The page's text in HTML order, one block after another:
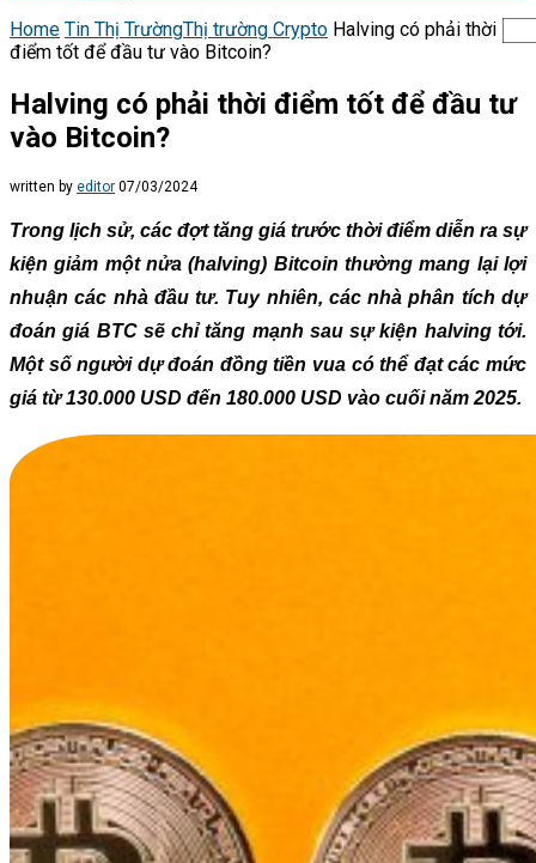
Home Tin Thị TrườngThị trường Crypto Halving có phải thời
điểm tốt để đầu tư vào Bitcoin?
Halving có phải thời điểm tốt để đầu tư
vào Bitcoin?
written by editor 07/03/2024
Trong lịch sử, các đợt tăng giá trước thời điểm diễn ra sự
kiện giảm một nửa (halving) Bitcoin thường mang lại lợi
nhuận các nhà đầu tư. Tuy nhiên, các nhà phân tích dự
đoán giá BTC sẽ chỉ tăng mạnh sau sự kiện halving tới.
Một số người dự đoán đồng tiền vua có thể đạt các mức
giá từ 130.000 USD đến 180.000 USD vào cuối năm 2025.